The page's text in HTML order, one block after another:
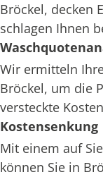
Bröckel, decken
schlagen Ihnen
Wir ermitteln
Bröckel, um die
versteckte
Kostensenkung
Mit einem auf
können Sie in